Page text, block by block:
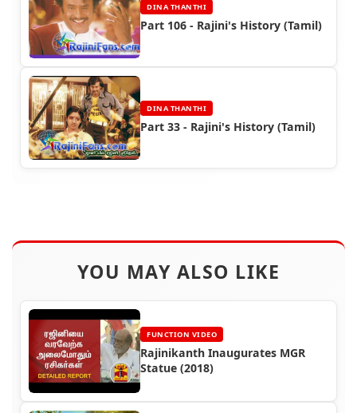
DINA THANTHI
Part 106 - Rajini's History (Tamil)
DINA THANTHI
Part 33 - Rajini's History (Tamil)
YOU MAY ALSO LIKE
FUNCTION VIDEO
Rajinikanth Inaugurates MGR
Statue (2018)